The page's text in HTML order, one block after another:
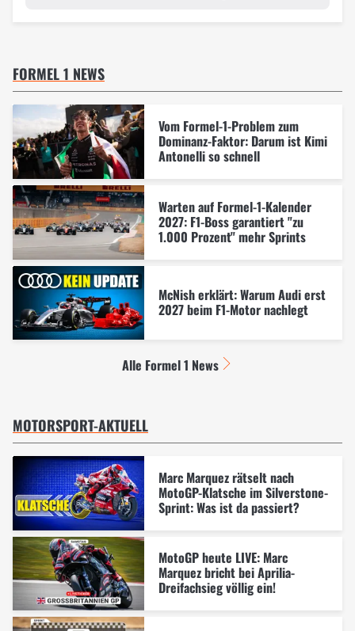
FORMEL 1 NEWS
Vom Formel-1-Problem zum
Dominanz-Faktor: Darum ist Kimi
Antonelli so schnell
Warten auf Formel-1-Kalender
2027: F1-Boss garantiert "zu
1.000 Prozent" mehr Sprints
McNish erklärt: Warum Audi erst
2027 beim F1-Motor nachlegt
Alle Formel 1 News
MOTORSPORT-AKTUELL
Marc Marquez rätselt nach
MotoGP-Klatsche im Silverstone-
Sprint: Was ist da passiert?
MotoGP heute LIVE: Marc
Marquez bricht bei Aprilia-
Dreifachsieg völlig ein!